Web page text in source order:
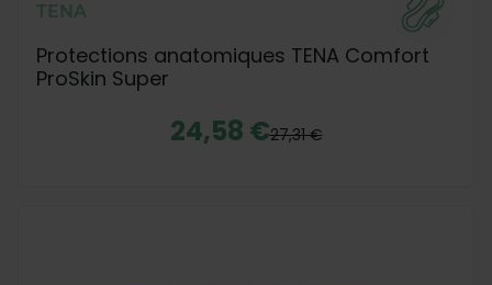
TENA
Protections anatomiques TENA Comfort
ProSkin Super
24,58 €27,31 €